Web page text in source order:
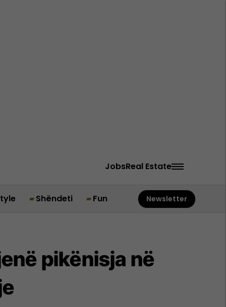
JobsReal Estate
Shëndeti Fun Newsletter
pikënisja në